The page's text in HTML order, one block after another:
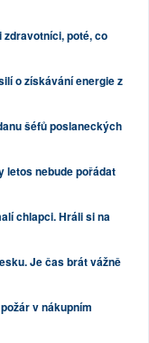
zdravotníci, poté, co
o získávání energie z
šéfů poslaneckých
letos nebude pořádat
chlapci. Hráli si na
Je čas brát vážně
v nákupním